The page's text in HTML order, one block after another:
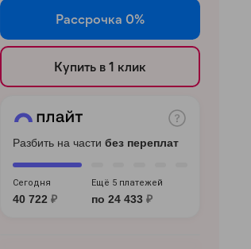
Рассрочка 0%
Купить в 1 клик
Разбить на части без переплат
Сегодня
40 722 ₽
Ещё 5 платежей
по 24 433 ₽